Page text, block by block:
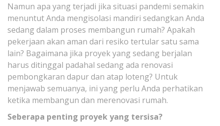
Namun apa yang terjadi jika situasi pandemi semakin
menuntut Anda mengisolasi mandiri sedangkan Anda
sedang dalam proses membangun rumah? Apakah
pekerjaan akan aman dari resiko tertular satu sama
lain? Bagaimana jika proyek yang sedang berjalan
harus ditinggal padahal sedang ada renovasi
pembongkaran dapur dan atap loteng? Untuk
menjawab semuanya, ini yang perlu Anda perhatikan
ketika membangun dan merenovasi rumah.
Seberapa penting proyek yang tersisa?